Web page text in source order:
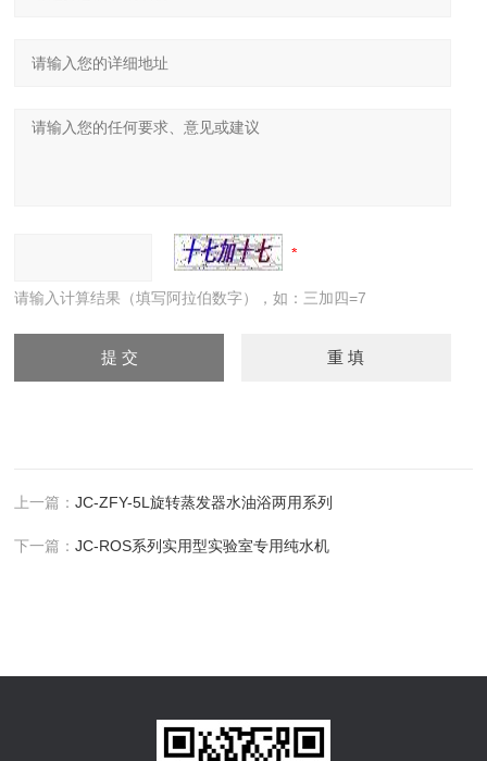
请输入计算结果（填写阿拉伯数字），如：三加四=7
上一篇：JC-ZFY-5L旋转蒸发器水油浴两用系列
下一篇：JC-ROS系列实用型实验室专用纯水机